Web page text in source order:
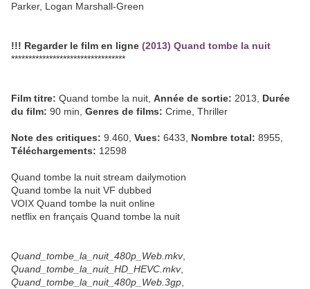
Parker, Logan Marshall-Green
!!! Regarder le film en ligne (2013) Quand tombe la nuit
*********************************
Film titre: Quand tombe la nuit, Année de sortie: 2013, Durée
du film: 90 min, Genres de films: Crime, Thriller
Note des critiques: 9.460, Vues: 6433, Nombre total: 8955,
Téléchargements: 12598
Quand tombe la nuit stream dailymotion
Quand tombe la nuit VF dubbed
VOIX Quand tombe la nuit online
netflix en français Quand tombe la nuit
Quand_tombe_la_nuit_480p_Web.mkv,
Quand_tombe_la_nuit_HD_HEVC.mkv,
Quand_tombe_la_nuit_480p_Web.3gp